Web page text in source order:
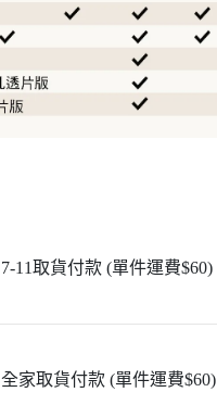
7-11取貨付款 (單件運費$60)
全家取貨付款 (單件運費$60)